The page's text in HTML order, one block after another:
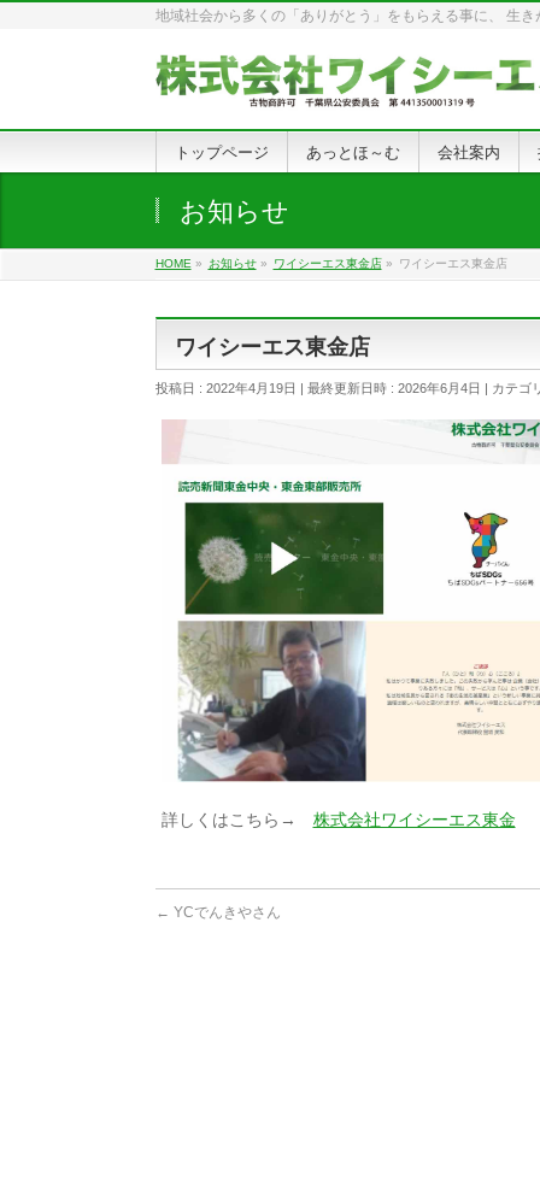
地域社会から多くの「ありがとう」をもらえる事に、
トップページ あっとほ～む 会社案内
お知らせ
HOME» お知らせ» ワイシーエス東金店» ワイシーエス東金店
ワイシーエス東金店
投稿日 : 2022年4月19日 最終更新日時 : 2026年6月4日 カテゴ
詳しくはこちら→ 株式会社ワイシーエス東金
← YCでんきやさん